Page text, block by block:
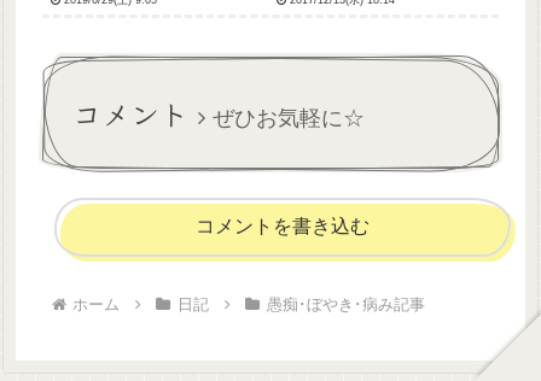
腕をものすごい力でちぎられ
鬱ですいきたくないなストレ
スで吐きそう
コメント ぜひお気軽に☆
コメントを書き込む
ホーム 日記 愚痴･ぼやき･病み記事